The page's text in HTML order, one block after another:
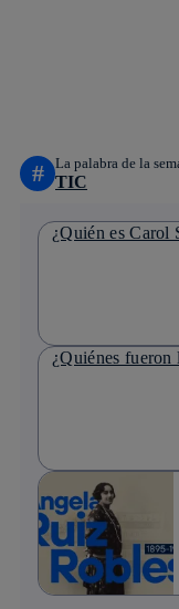
# La palabra de la
TIC
¿Quién es Carol
¿Quiénes fueron